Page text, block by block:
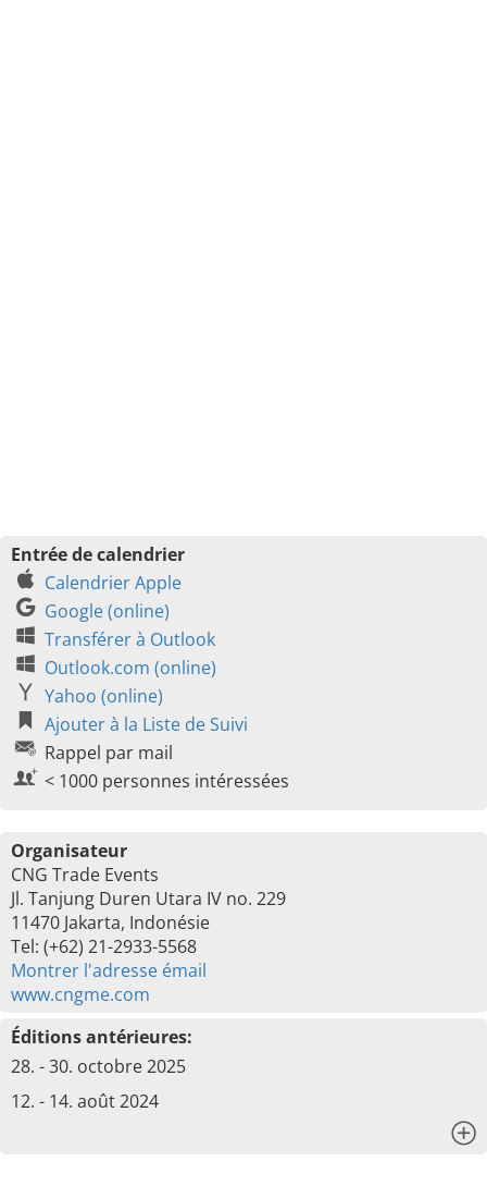
Entrée de calendrier
Calendrier Apple
Google (online)
Transférer à Outlook
Outlook.com (online)
Yahoo (online)
Ajouter à la Liste de Suivi
Rappel par mail
< 1000 personnes intéressées
Organisateur
CNG Trade Events
Jl. Tanjung Duren Utara IV no. 229
11470 Jakarta, Indonésie
Tel: (+62) 21-2933-5568
Montrer l'adresse émail
www.cngme.com
Éditions antérieures:
28. - 30. octobre 2025
12. - 14. août 2024